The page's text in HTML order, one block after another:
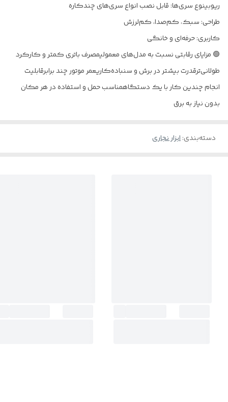
ریوبینوع سری‌ها: قابل نصب انواع سری‌های چندکاره
طراحی: سبک، کم‌صدا، کم‌لرزش
کاربری: حرفه‌ای و خانگی
🟢 مزایای رقابتی نسبت به مدل‌های معمولیمصرف باتری کمتر و کارکرد
طولانی‌ترقدرت بیشتر در برش و سنباده‌کاریعمر موتور چند برابرقابلیت
انجام چندین کار با یک دستگاهمناسب حمل و استفاده در هر مکان
بدون نیاز به برق
دسته‌بندی:ابزار نجاری